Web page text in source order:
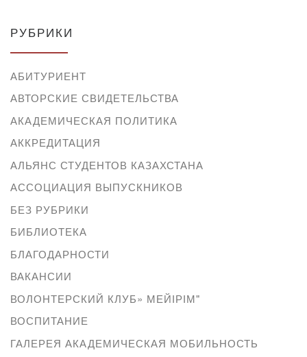
РУБРИКИ
АБИТУРИЕНТ
АВТОРСКИЕ СВИДЕТЕЛЬСТВА
АКАДЕМИЧЕСКАЯ ПОЛИТИКА
АККРЕДИТАЦИЯ
АЛЬЯНС СТУДЕНТОВ КАЗАХСТАНА
АССОЦИАЦИЯ ВЫПУСКНИКОВ
БЕЗ РУБРИКИ
БИБЛИОТЕКА
БЛАГОДАРНОСТИ
ВАКАНСИИ
ВОЛОНТЕРСКИЙ КЛУБ» МЕЙІРІМ"
ВОСПИТАНИЕ
ГАЛЕРЕЯ АКАДЕМИЧЕСКАЯ МОБИЛЬНОСТЬ